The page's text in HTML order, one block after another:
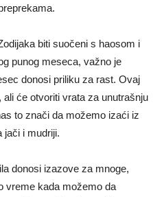
biti suočeni s haosom i
punog meseca, važno je
donosi priliku za rast. Ovaj
će otvoriti vrata za unutrašnju
to znači da možemo izaći iz
jači i mudriji.
donosi izazove za mnoge,
vreme kada možemo da